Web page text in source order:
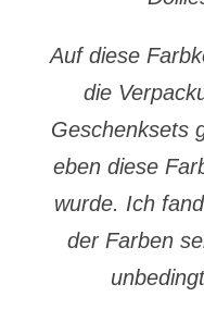
Auf diese
die
Geschenksets
eben diese
wurde. Ich
der Farben